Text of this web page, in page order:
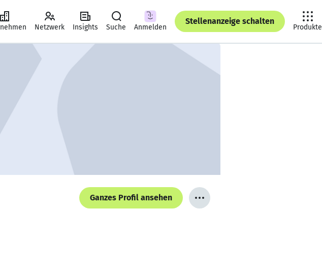
Netzwerk Insights Suche Anmelden
Stellenanzeige schalten
Produkte
Ganzes Profil ansehen